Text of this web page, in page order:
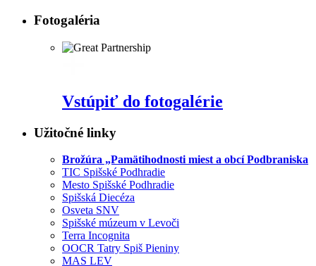
Fotogaléria
Vstúpiť do fotogalérie
Užitočné linky
Brožúra „Pamätihodnosti miest a obcí Podbraniska
TIC Spišské Podhradie
Mesto Spišské Podhradie
Spišská Diecéza
Osveta SNV
Spišské múzeum v Levoči
Terra Incognita
OOCR Tatry Spiš Pieniny
MAS LEV